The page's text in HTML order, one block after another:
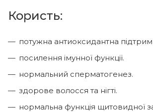
Користь:
потужна антиоксидантна
посилення імунної функції.
нормальний сперматогенез.
здорове волосся та нігті.
нормальна функція щитовидної